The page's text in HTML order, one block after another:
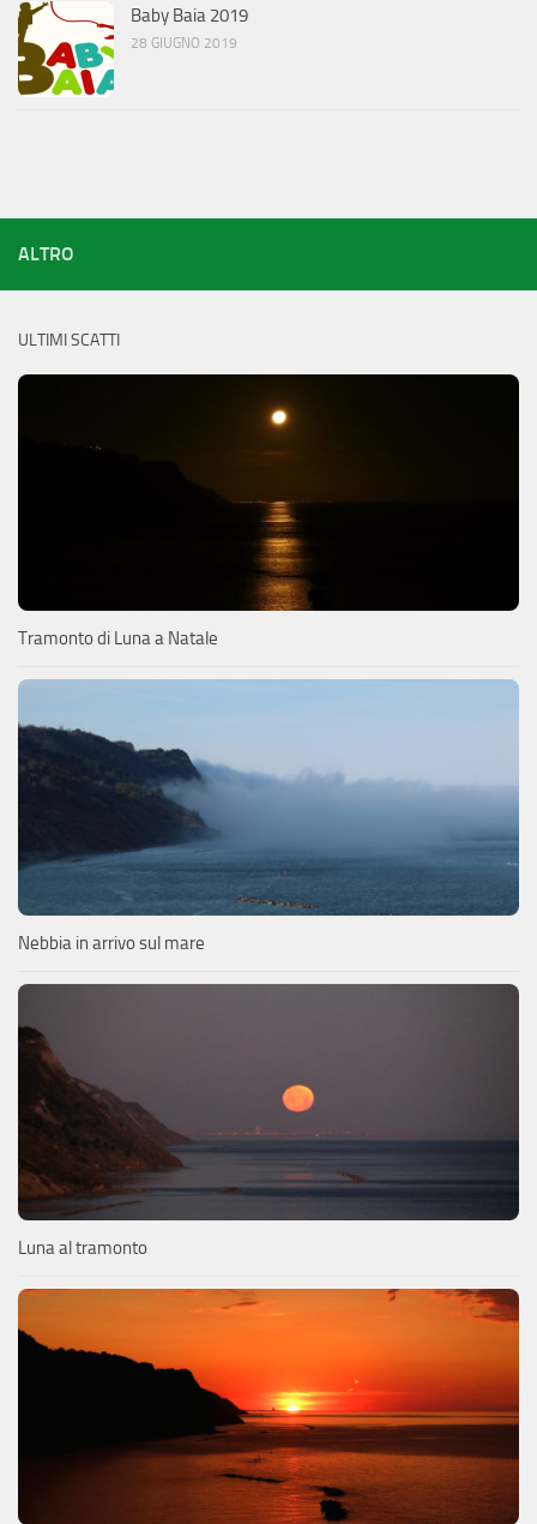
Baby Baia 2019
28 GIUGNO 2019
ALTRO
ULTIMI SCATTI
Tramonto di Luna a Natale
Nebbia in arrivo sul mare
Luna al tramonto